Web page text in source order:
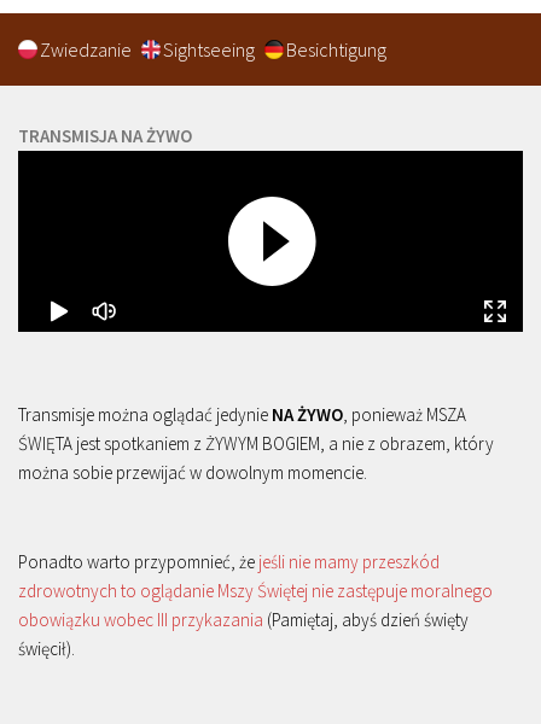
Zwiedzanie Sightseeing Besichtigung
TRANSMISJA NA ŻYWO
Transmisje można oglądać jedynie NA ŻYWO , ponieważ MSZA
ŚWIĘTA jest spotkaniem z ŻYWYM BOGIEM, a nie z obrazem, który
można sobie przewijać w dowolnym momencie.
Ponadto warto przypomnieć, że jeśli nie mamy przeszkód
zdrowotnych to oglądanie Mszy Świętej nie zastępuje moralnego
obowiązku wobec III przykazania (Pamiętaj, abyś dzień święty
święcił).